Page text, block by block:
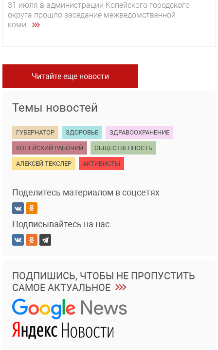
31 июля в администрации Копейского городского
округа прошло заседание межведомственной
коми...
Читайте еще новости
Темы новостей
ГУБЕРНАТОР ЗДОРОВЬЕ ЗДРАВООХРАНЕНИЕ
КОПЕЙСКИЙ РАБОЧИЙ ОБЩЕСТВЕННОСТЬ
АЛЕКСЕЙ ТЕКСЛЕР АКТИВИСТЫ
Поделитесь материалом в соцсетях
Подписывайтесь на нас
ПОДПИШИСЬ, ЧТОБЫ НЕ ПРОПУСТИТЬ
САМОЕ АКТУАЛЬНОЕ